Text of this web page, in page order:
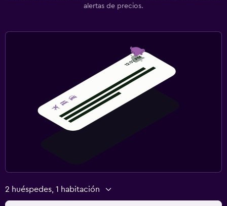
alertas de precios.
2 huéspedes, 1 habitación